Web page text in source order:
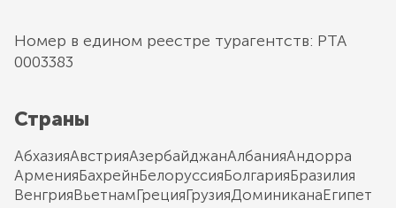
Номер в едином реестре турагентств: РТА
0003383
Страны
АбхазияАвстрияАзербайджанАлбанияАндорра
АрменияБахрейнБелоруссияБолгарияБразилия
ВенгрияВьетнамГрецияГрузияДоминиканаЕгипет